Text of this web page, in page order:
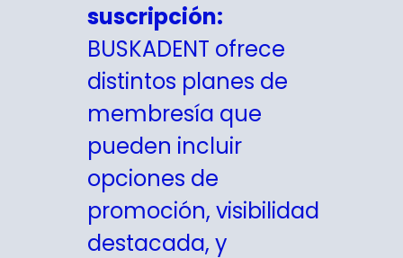
suscripción:
BUSKADENT ofrece
distintos planes de
membresía que
pueden incluir
opciones de
promoción, visibilidad
destacada, y